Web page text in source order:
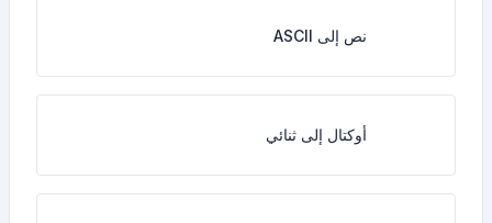
نص إلى ASCII
أوكتال إلى ثنائي